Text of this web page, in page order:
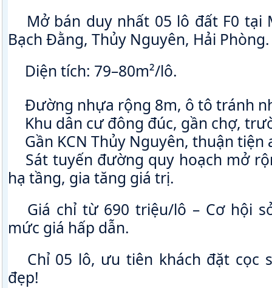
♦ Mở bán duy nhất 05 lô đất F0 tại
Bạch Đằng, Thủy Nguyên, Hải Phòng.
♦
Diện tích: 79–80m²/lô.
✅
Đường nhựa rộng 8m, ô tô tránh
✅
Khu dân cư đông đúc, gần chợ,
✅
Gần KCN Thủy Nguyên, thuận
♦
Sát tuyến đường quy hoạch mở
hạ tầng, gia tăng giá trị.
♦ Giá chỉ từ 690 triệu/lô – Cơ hội
mức giá hấp dẫn.
♦ Chỉ 05 lô, ưu tiên khách đặt cọc
đẹp!